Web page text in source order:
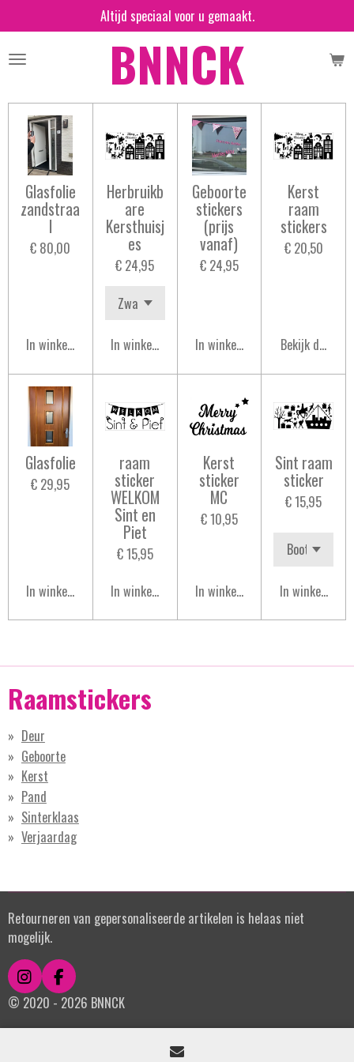
direct
naar
BNNCK
Altijd speciaal voor u gemaakt.
Glasfolie
zandstraa
l
€ 80,00
In winkelwagen
Herbruikb
are
Kersthuisj
es
€ 24,95
In winkelwagen
Geboorte
stickers
(prijs
vanaf)
€ 24,95
In winkelwagen
Kerst
raam
stickers
€ 20,50
Bekijk details
Glasfolie
€ 29,95
In winkelwagen
raam
sticker
WELKOM
Sint en
Piet
€ 15,95
In winkelwagen
Kerst
sticker
MC
€ 10,95
In winkelwagen
Sint raam
sticker
€ 15,95
In
Raamstickers
Deur
Geboorte
Kerst
Pand
Sinterklaas
Verjaardag
Retourneren van gepersonaliseerde artikelen is helaas niet
mogelijk.
I
n
s
t
F
a
c
e
© 2020 - 2026 BNNCK